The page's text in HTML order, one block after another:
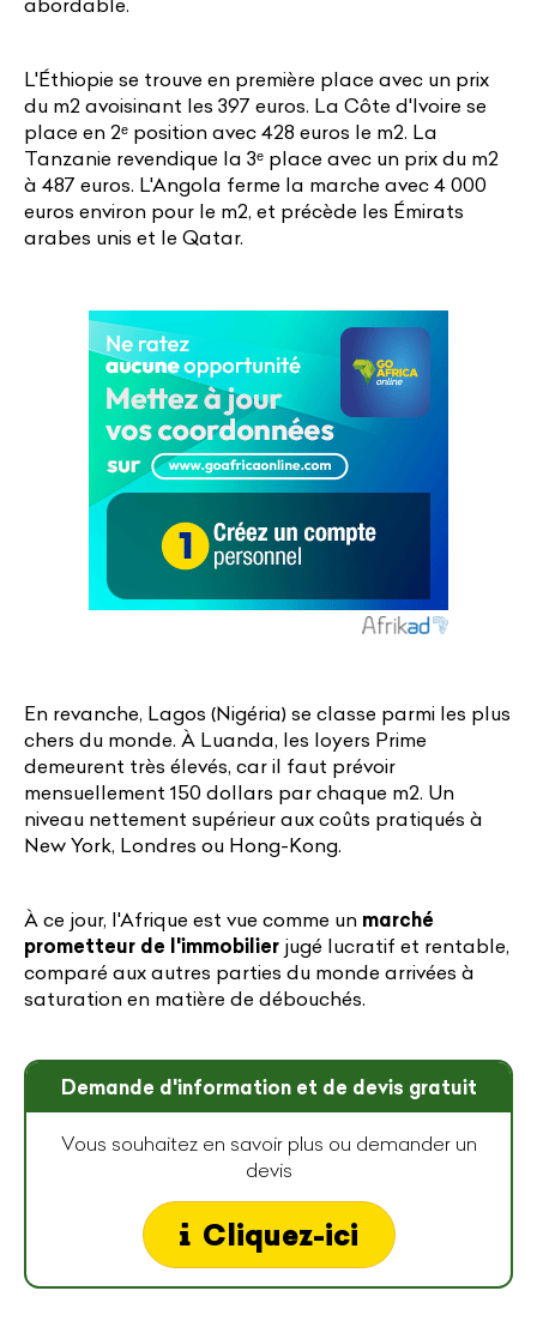
L'Éthiopie se trouve en première place avec un prix
du m2 avoisinant les 397 euros. La Côte d'Ivoire se
place en 2ᵉ position avec 428 euros le m2. La
Tanzanie revendique la 3ᵉ place avec un prix du m2
à 487 euros. L'Angola ferme la marche avec 4 000
euros environ pour le m2, et précède les Émirats
arabes unis et le Qatar.
En revanche, Lagos (Nigéria) se classe parmi les plus
chers du monde. À Luanda, les loyers Prime
demeurent très élevés, car il faut prévoir
mensuellement 150 dollars par chaque m2. Un
niveau nettement supérieur aux coûts pratiqués à
New York, Londres ou Hong-Kong.
À ce jour, l'Afrique est vue comme un marché
prometteur de l'immobilier jugé lucratif et rentable,
comparé aux autres parties du monde arrivées à
saturation en matière de débouchés.
Demande d'information et de devis gratuit
Vous souhaitez en savoir plus ou demander un
devis
Cliquez-ici